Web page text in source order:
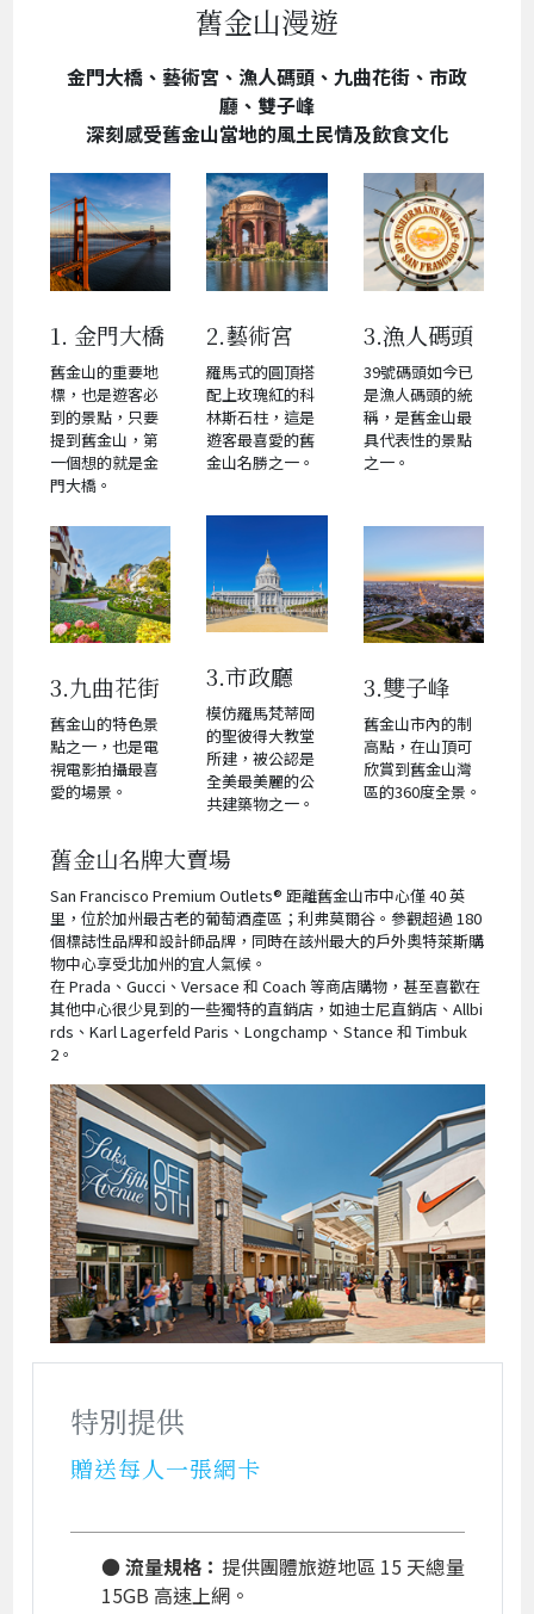
舊金山漫遊
金門大橋、藝術宮、漁人碼頭、九曲花街、市政
廳、雙子峰
深刻感受舊金山當地的風土民情及飲食文化
1. 金門大橋
舊金山的重要地
標，也是遊客必
到的景點，只要
提到舊金山，第
一個想的就是金
門大橋。
2.藝術宮
羅馬式的圓頂搭
配上玫瑰紅的科
林斯石柱，這是
遊客最喜愛的舊
金山名勝之一。
3.漁人碼頭
39號碼頭如今已
是漁人碼頭的統
稱，是舊金山最
具代表性的景點
之一。
3.九曲花街
舊金山的特色景
點之一，也是電
視電影拍攝最喜
愛的場景。
3.市政廳
模仿羅馬梵蒂岡
的聖彼得大教堂
所建，被公認是
全美最美麗的公
共建築物之一。
3.雙子峰
舊金山市內的制
高點，在山頂可
欣賞到舊金山灣
區的360度全景。
舊金山名牌大賣場
San Francisco Premium Outlets® 距離舊金山市中心僅 40 英
里，位於加州最古老的葡萄酒產區；利弗莫爾谷。參觀超過 180
個標誌性品牌和設計師品牌，同時在該州最大的戶外奧特萊斯購
物中心享受北加州的宜人氣候。
在 Prada、Gucci、Versace 和 Coach 等商店購物，甚至喜歡在
其他中心很少見到的一些獨特的直銷店，如迪士尼直銷店、Allbi
rds、Karl Lagerfeld Paris、Longchamp、Stance 和 Timbuk
2。
特別提供
贈送每人一張網卡
● 流量規格： 提供團體旅遊地區 15 天總量
15GB 高速上網。